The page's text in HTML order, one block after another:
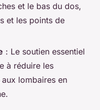
et le bas du dos,
et les points de
: Le soutien essentiel
à réduire les
lombaires en